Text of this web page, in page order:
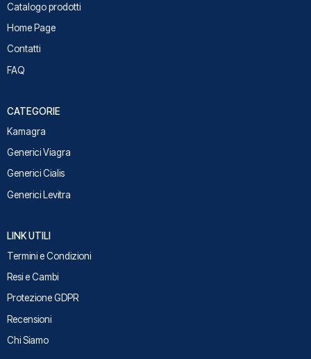
Catalogo prodotti
Home Page
Contatti
FAQ
CATEGORIE
Kamagra
Generici Viagra
Generici Cialis
Generici Levitra
LINK UTILI
Termini e Condizioni
Resi e Cambi
Protezione GDPR
Recensioni
Chi Siamo